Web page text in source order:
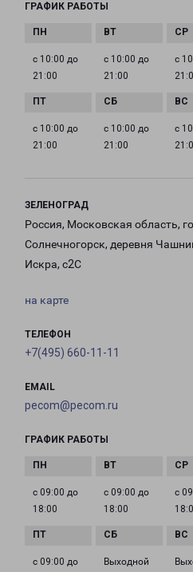
ГРАФИК РАБОТЫ
с 10:00 до
21:00
с 10:00 до
21:00
с
с 10:00 до
21:00
с 10:00 до
21:00
с
ЗЕЛЕНОГРАД
Россия, Московская область,
Солнечногорск, деревня
Искра, с2С
на карте
ТЕЛЕФОН
+7(495) 660-11-11
EMAIL
pecom@pecom.ru
ГРАФИК РАБОТЫ
с 09:00 до
18:00
с 09:00 до
18:00
с
с 09:00 до
Выходной